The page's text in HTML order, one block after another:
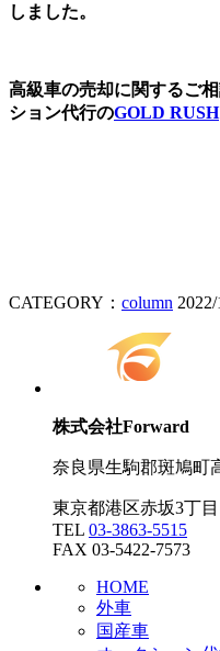
しました。
高級車の売却に関するご
ション代行のGOLD RUSH
CATEGORY： column
株式会社Forward
奈良県生駒郡斑鳩町
東京都港区赤坂3丁
TEL 03-3863-5515
FAX 03-5422-7573
HOME
外車
国産車